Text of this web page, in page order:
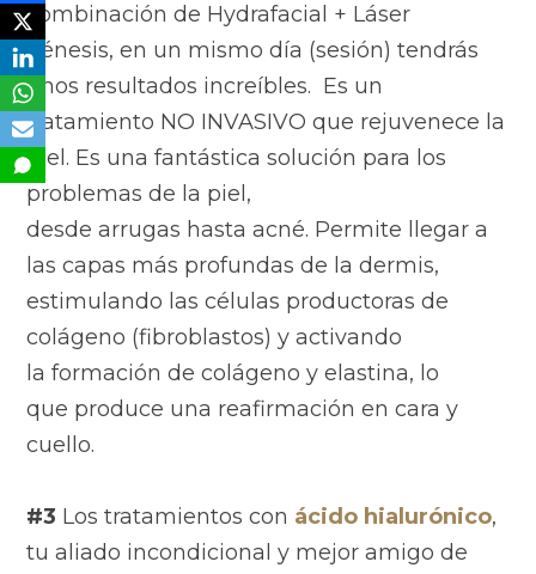
combinación de Hydrafacial + Láser
génesis, en un mismo día (sesión) tendrás
unos resultados increíbles. Es un
tratamiento NO INVASIVO que rejuvenece la
piel. Es una fantástica solución para los
problemas de la piel,
desde arrugas hasta acné. Permite llegar a
las capas más profundas de la dermis,
estimulando las células productoras de
colágeno (fibroblastos) y activando
la formación de colágeno y elastina, lo
que produce una reafirmación en cara y
cuello.
#3 Los tratamientos con ácido hialurónico,
tu aliado incondicional y mejor amigo de